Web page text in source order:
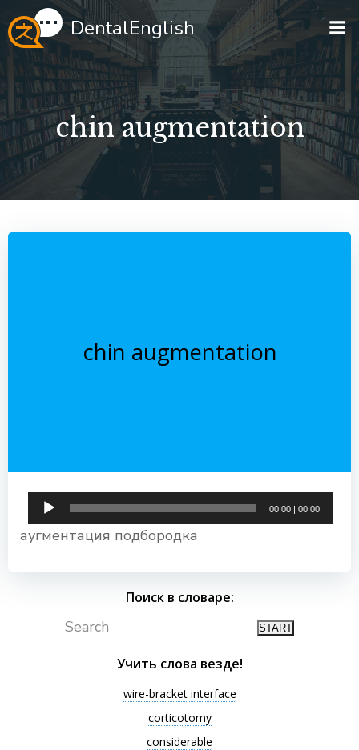
Перейти
к
содержимому
DentalEnglish
chin augmentation
chin augmentation
Аудиоплеер
00:00 |00:00
аугментация подбородка
Поиск в словаре:
Search
Учить слова везде!
wire-bracket interface
corticotomy
considerable